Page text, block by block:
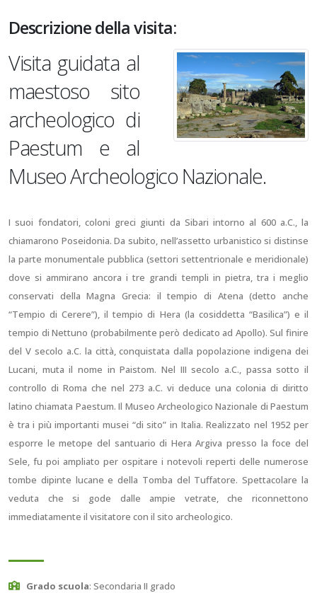
Descrizione della visita:
Visita guidata al
maestoso sito
archeologico di
Paestum e al
Museo Archeologico Nazionale.
I suoi fondatori, coloni greci giunti da Sibari intorno al 600 a.C., la
chiamarono Poseidonia. Da subito, nell’assetto urbanistico si distinse
la parte monumentale pubblica (settori settentrionale e meridionale)
dove si ammirano ancora i tre grandi templi in pietra, tra i meglio
conservati della Magna Grecia: il tempio di Atena (detto anche
“Tempio di Cerere”), il tempio di Hera (la cosiddetta “Basilica”) e il
tempio di Nettuno (probabilmente però dedicato ad Apollo). Sul finire
del V secolo a.C. la città, conquistata dalla popolazione indigena dei
Lucani, muta il nome in Paistom. Nel III secolo a.C., passa sotto il
controllo di Roma che nel 273 a.C. vi deduce una colonia di diritto
latino chiamata Paestum. Il Museo Archeologico Nazionale di Paestum
è tra i più importanti musei “di sito” in Italia. Realizzato nel 1952 per
esporre le metope del santuario di Hera Argiva presso la foce del
Sele, fu poi ampliato per ospitare i notevoli reperti delle numerose
tombe dipinte lucane e della Tomba del Tuffatore. Spettacolare la
veduta che si gode dalle ampie vetrate, che riconnettono
immediatamente il visitatore con il sito archeologico.
Grado scuola: Secondaria II grado